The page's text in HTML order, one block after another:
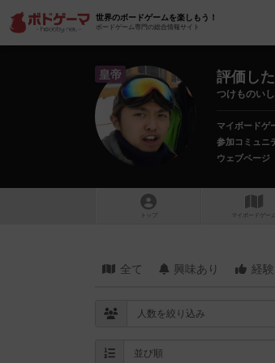
世界のボードゲームを楽しもう！
ボードゲーム専門の総合情報サイト
皇帝 評価し
つけものい
マイボードゲ
参加コミュニ
ウェブページ
トップ マイボードゲーム
全て 興味あり 経